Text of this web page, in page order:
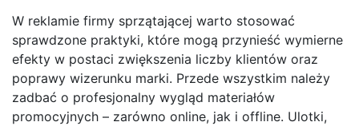
W reklamie firmy sprzątającej warto stosować
sprawdzone praktyki, które mogą przynieść wymierne
efekty w postaci zwiększenia liczby klientów oraz
poprawy wizerunku marki. Przede wszystkim należy
zadbać o profesjonalny wygląd materiałów
promocyjnych – zarówno online, jak i offline. Ulotki,